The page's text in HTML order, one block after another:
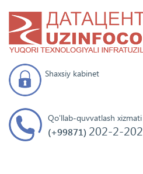
Shaxsiy kabinet
Qo'llab-quvvatlash xizmati
(+99871) 202-2-202